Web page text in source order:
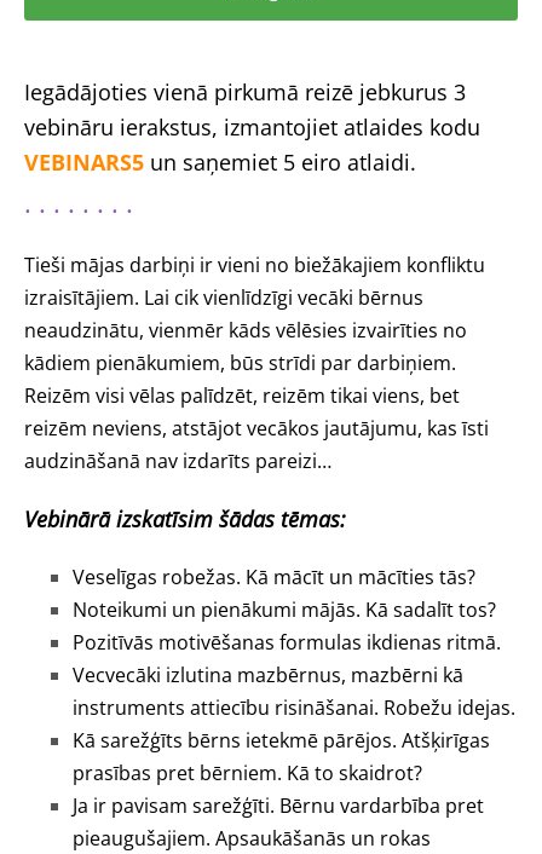
Iegādājoties vienā pirkumā reizē jebkurus 3
vebināru ierakstus, izmantojiet atlaides kodu
VEBINARS5 un saņemiet 5 eiro atlaidi.
. . . . . . . .
Tieši mājas darbiņi ir vieni no biežākajiem konfliktu
izraisītājiem. Lai cik vienlīdzīgi vecāki bērnus
neaudzinātu, vienmēr kāds vēlēsies izvairīties no
kādiem pienākumiem, būs strīdi par darbiņiem.
Reizēm visi vēlas palīdzēt, reizēm tikai viens, bet
reizēm neviens, atstājot vecākos jautājumu, kas īsti
audzināšanā nav izdarīts pareizi…
Vebinārā izskatīsim šādas tēmas:
Veselīgas robežas. Kā mācīt un mācīties tās?
Noteikumi un pienākumi mājās. Kā sadalīt tos?
Pozitīvās motivēšanas formulas ikdienas ritmā.
Vecvecāki izlutina mazbērnus, mazbērni kā
instruments attiecību risināšanai. Robežu idejas.
Kā sarežģīts bērns ietekmē pārējos. Atšķirīgas
prasības pret bērniem. Kā to skaidrot?
Ja ir pavisam sarežģīti. Bērnu vardarbība pret
pieaugušajiem. Apsaukāšanās un rokas